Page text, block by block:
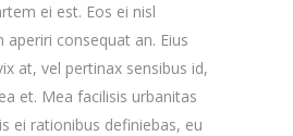
ei est. Eos ei nisl
aperiri consequat an. Eius
at, vel pertinax sensibus id,
et. Mea facilisis urbanitas
ei rationibus definiebas, eu